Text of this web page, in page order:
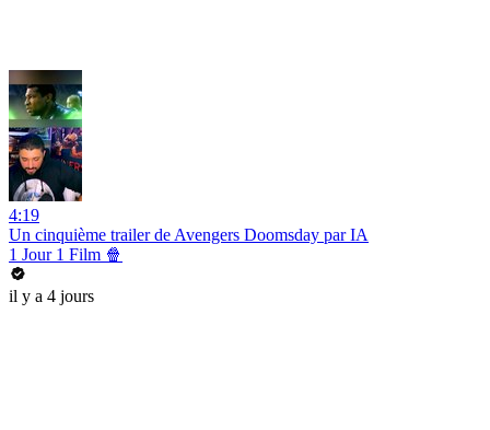
4:19
Un cinquième trailer de Avengers Doomsday par IA
1 Jour 1 Film 🍿
il y a 4 jours